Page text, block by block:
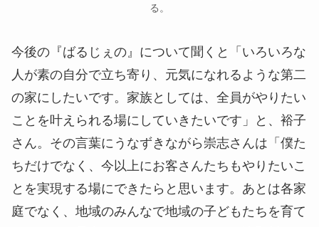
る。
今後の『ばるじぇの』について聞くと「いろいろな
人が素の自分で立ち寄り、元気になれるような第二
の家にしたいです。家族としては、全員がやりたい
ことを叶えられる場にしていきたいです」と、裕子
さん。その言葉にうなずきながら崇志さんは「僕た
ちだけでなく、今以上にお客さんたちもやりたいこ
とを実現する場にできたらと思います。あとは各家
庭でなく、地域のみんなで地域の子どもたちを育て